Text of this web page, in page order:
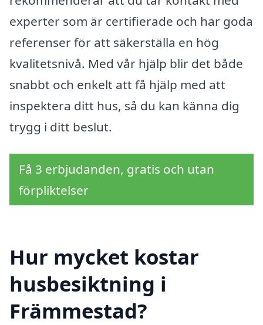
experter som är certifierade och har goda
referenser för att säkerställa en hög
kvalitetsnivå. Med vår hjälp blir det både
snabbt och enkelt att få hjälp med att
inspektera ditt hus, så du kan känna dig
trygg i ditt beslut.
Få 3 erbjudanden, gratis och utan
förpliktelser
Hur mycket kostar
husbesiktning i
Främmestad?